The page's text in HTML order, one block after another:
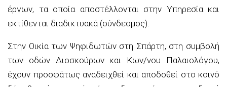
έργων, τα οποία αποστέλλονται στην Υπηρεσία και
εκτίθενται διαδικτυακά (σύνδεσμος).
Στην Οικία των Ψηφιδωτών στη Σπάρτη, στη συμβολή
των οδών Διοσκούρων και Κων/νου Παλαιολόγου,
έχουν προσφάτως αναδειχθεί και αποδοθεί στο κοινό